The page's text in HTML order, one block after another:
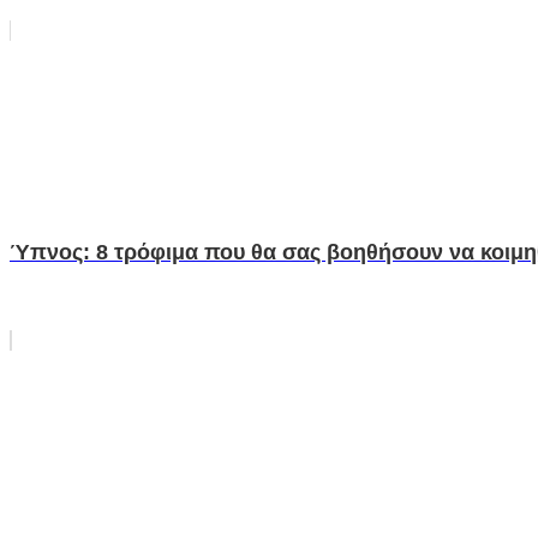
Ύπνος: 8 τρόφιμα που θα σας βοηθήσουν να